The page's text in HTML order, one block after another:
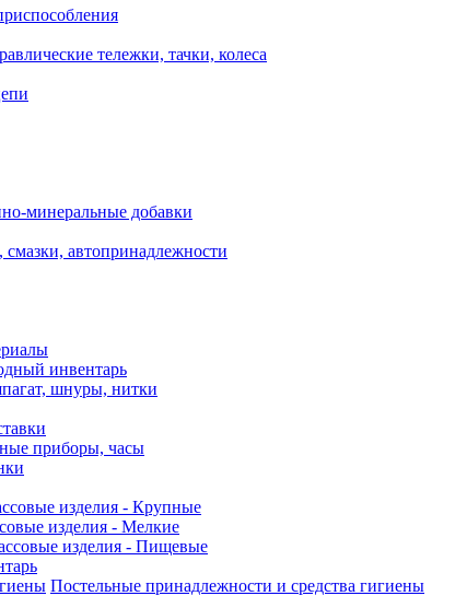
тележки, тачки, колеса
минеральные добавки
смазки, автопринадлежности
инвентарь
шнуры, нитки
приборы, часы
изделия - Крупные
изделия - Мелкие
изделия - Пищевые
Постельные принадлежности и средства гигиены